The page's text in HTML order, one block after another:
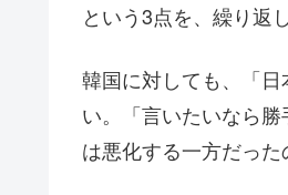
という3点を、繰り返
韓国に対しても、「
い。「言いたいなら
は悪化する一方だった